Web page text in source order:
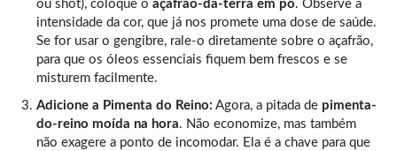
ou shot), coloque o açafrão-da-terra em pó. Observe a
intensidade da cor, que já nos promete uma dose de saúde.
Se for usar o gengibre, rale-o diretamente sobre o açafrão,
para que os óleos essenciais fiquem bem frescos e se
misturem facilmente.
Adicione a Pimenta do Reino: Agora, a pitada de pimenta-
do-reino moída na hora. Não economize, mas também
não exagere a ponto de incomodar. Ela é a chave para que